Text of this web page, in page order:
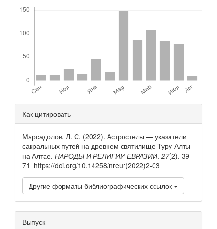
Детали
статьи
Как цитировать
Марсадолов, Л. С. (2022). Астростелы — указатели
сакральных путей на древнем святилище Туру-Алты
на Алтае. НАРОДЫ И РЕЛИГИИ ЕВРАЗИИ, 27(2), 39-
71. https://doi.org/10.14258/nreur(2022)2-03
Другие форматы библиографических ссылок
Выпуск